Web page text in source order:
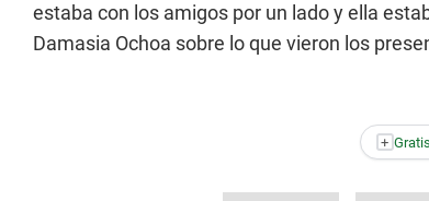
estaba con los amigos por un lado y ella
Damasia Ochoa sobre lo que vieron los
+